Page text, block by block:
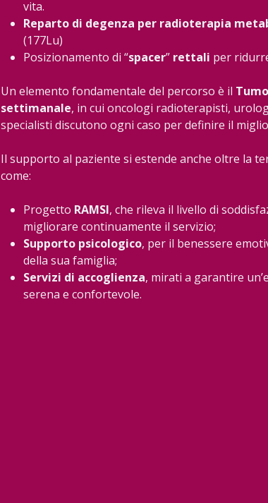
vita.
Reparto di degenza per radioterapia
(177Lu)
Posizionamento di “spacer” rettali per
Un elemento fondamentale del percorso è il
settimanale, in cui oncologi radioterapisti,
specialisti discutono ogni caso per definire il
Il supporto al paziente si estende anche oltre la
come:
Progetto RAMSI, che rileva il livello di
migliorare continuamente il servizio;
Supporto psicologico, per il benessere
della sua famiglia;
Servizi di accoglienza, mirati a garantire
serena e confortevole.